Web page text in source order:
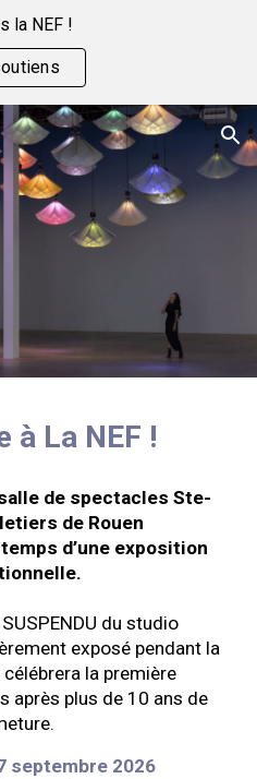
la NEF !
à La NEF !
de spectacles Ste-
de Rouen
d’une exposition
du studio
exposé pendant la
la première
après plus de 10 ans de
septembre 2026